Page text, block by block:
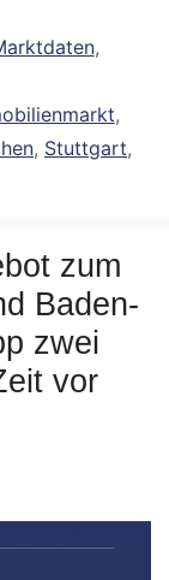
,
,
, Stuttgart,
zum
Baden-
zwei
vor